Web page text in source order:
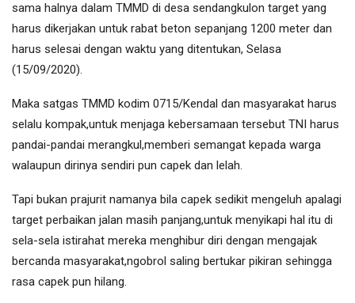
sama halnya dalam TMMD di desa sendangkulon target yang
harus dikerjakan untuk rabat beton sepanjang 1200 meter dan
harus selesai dengan waktu yang ditentukan, Selasa
(15/09/2020).
Maka satgas TMMD kodim 0715/Kendal dan masyarakat harus
selalu kompak,untuk menjaga kebersamaan tersebut TNI harus
pandai-pandai merangkul,memberi semangat kepada warga
walaupun dirinya sendiri pun capek dan lelah.
Tapi bukan prajurit namanya bila capek sedikit mengeluh apalagi
target perbaikan jalan masih panjang,untuk menyikapi hal itu di
sela-sela istirahat mereka menghibur diri dengan mengajak
bercanda masyarakat,ngobrol saling bertukar pikiran sehingga
rasa capek pun hilang.